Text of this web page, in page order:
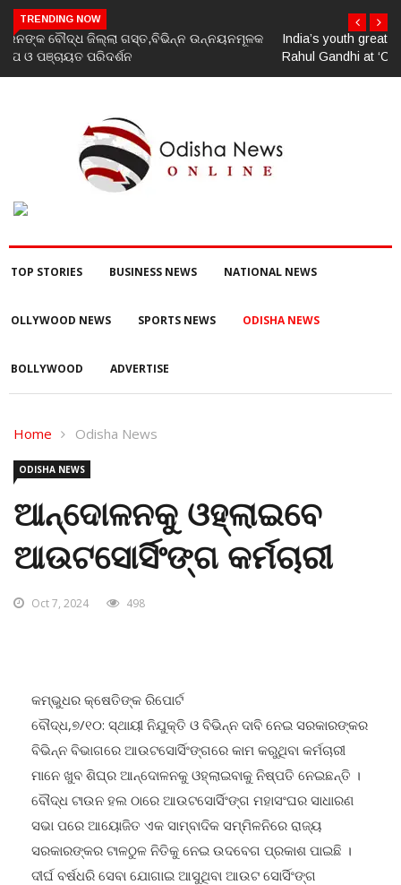
TRENDING NOW
India’s youth greatest strength, potential unmatched globally:
Rahul Gandhi at ‘Chhatron Ki Goonj’ event
TOP STORIES BUSINESS NEWS NATIONAL NEWS
OLLYWOOD NEWS SPORTS NEWS ODISHA NEWS
BOLLYWOOD ADVERTISE
Home Odisha News
ODISHA NEWS
ଆନ୍ଦୋଳନକୁ ଓହ୍ଲାଇବେ
ଆଉଟସୋର୍ସିଂଙ୍ଗ କର୍ମଚାରୀ
Oct 7, 2024 498
କମ୍ଭୁଧର କ୍ଷେତିଙ୍କ ରିପୋର୍ଟ
ବୌଦ୍ଧ,୭/୧୦: ସ୍ଥାୟୀ ନିଯୁକ୍ତି ଓ ବିଭିନ୍ନ ଦାବି ନେଇ ସରକାରଙ୍କର
ବିଭିନ୍ନ ବିଭାଗରେ ଆଉଟସୋର୍ସିଂଙ୍ଗରେ କାମ କରୁଥିବା କର୍ମଚାରୀ
ମାନେ ଖୁବ ଶିଘ୍ର ଆନ୍ଦୋଳନକୁ ଓହ୍ଲାଇବାକୁ ନିଷ୍ପତି ନେଇଛନ୍ତି ।
ବୌଦ୍ଧ ଟାଉନ ହଲ ଠାରେ ଆଉଟସୋର୍ସିଂଙ୍ଗ ମହାସଂଘର ସାଧାରଣ
ସଭା ପରେ ଆୟୋଜିତ ଏକ ସାମ୍ବାଦିକ ସମ୍ମିଳନିରେ ରାଜ୍ୟ
ସରକାରଙ୍କର ଟାଳଠୁଳ ନିତିକୁ ନେଇ ଉଦବେଗ ପ୍ରକାଶ ପାଇଛି ।
ଦୀର୍ଘ ବର୍ଷଧରି ସେବା ଯୋଗାଇ ଆସୁଥିବା ଆଉଟ ସୋର୍ସିଂଙ୍ଗ